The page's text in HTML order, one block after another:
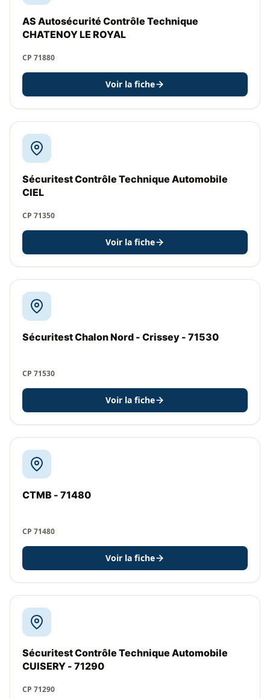
AS Autosécurité Contrôle Technique
CHATENOY LE ROYAL
CP 71880
Voir la fiche
Sécuritest Contrôle Technique Automobile
CIEL
CP 71350
Voir la fiche
Sécuritest Chalon Nord - Crissey - 71530
CP 71530
Voir la fiche
CTMB - 71480
CP 71480
Voir la fiche
Sécuritest Contrôle Technique Automobile
CUISERY - 71290
CP 71290